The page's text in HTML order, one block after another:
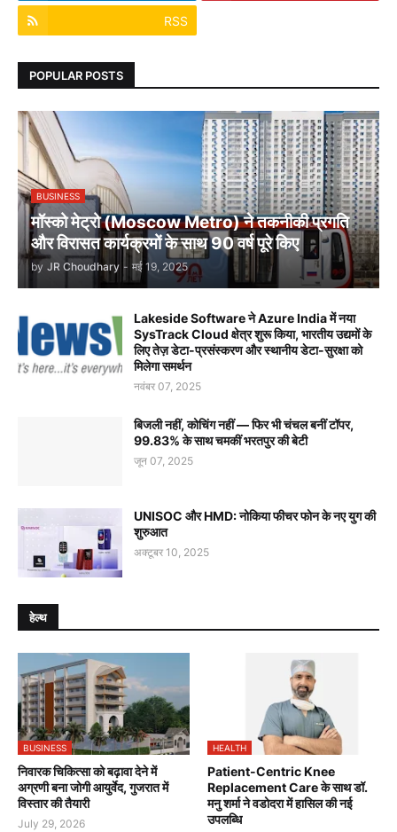
RSS
POPULAR POSTS
BUSINESS
मॉस्को मेट्रो (Moscow Metro) ने तकनीकी प्रगति
और विरासत कार्यक्रमों के साथ 90 वर्ष पूरे किए
by JR Choudhary - मई 19, 2025
Lakeside Software ने Azure India में नया
SysTrack Cloud क्षेत्र शुरू किया, भारतीय उद्यमों के
लिए तेज़ डेटा-प्रसंस्करण और स्थानीय डेटा-सुरक्षा को
मिलेगा समर्थन
नवंबर 07, 2025
बिजली नहीं, कोचिंग नहीं — फिर भी चंचल बनीं टॉपर,
99.83% के साथ चमकीं भरतपुर की बेटी
जून 07, 2025
UNISOC और HMD: नोकिया फीचर फोन के नए युग की
शुरुआत
अक्टूबर 10, 2025
हेल्थ
BUSINESS
निवारक चिकित्सा को बढ़ावा देने में
अग्रणी बना जोगी आयुर्वेद, गुजरात में
विस्तार की तैयारी
July 29, 2026
HEALTH
Patient-Centric Knee
Replacement Care के साथ डॉ.
मनु शर्मा ने वडोदरा में हासिल की नई
उपलब्धि